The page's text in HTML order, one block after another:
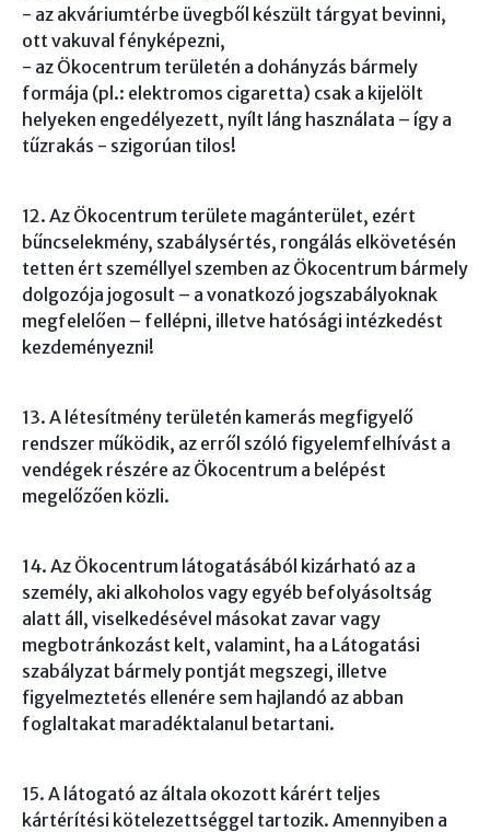
- az akváriumtérbe üvegből készült tárgyat bevinni,
ott vakuval fényképezni,
- az Ökocentrum területén a dohányzás bármely
formája (pl.: elektromos cigaretta) csak a kijelölt
helyeken engedélyezett, nyílt láng használata – így a
tűzrakás - szigorúan tilos!
12. Az Ökocentrum területe magánterület, ezért
bűncselekmény, szabálysértés, rongálás elkövetésén
tetten ért személlyel szemben az Ökocentrum bármely
dolgozója jogosult – a vonatkozó jogszabályoknak
megfelelően – fellépni, illetve hatósági intézkedést
kezdeményezni!
13. A létesítmény területén kamerás megfigyelő
rendszer működik, az erről szóló figyelemfelhívást a
vendégek részére az Ökocentrum a belépést
megelőzően közli.
14. Az Ökocentrum látogatásából kizárható az a
személy, aki alkoholos vagy egyéb befolyásoltság
alatt áll, viselkedésével másokat zavar vagy
megbotránkozást kelt, valamint, ha a Látogatási
szabályzat bármely pontját megszegi, illetve
figyelmeztetés ellenére sem hajlandó az abban
foglaltakat maradéktalanul betartani.
15. A látogató az általa okozott kárért teljes
kártérítési kötelezettséggel tartozik. Amennyiben a